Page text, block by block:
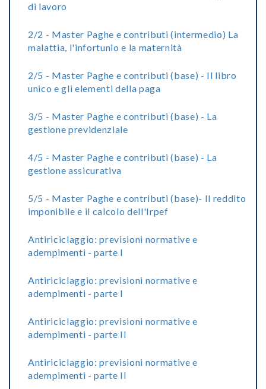
di lavoro
2/2 - Master Paghe e contributi (intermedio) La
malattia, l'infortunio e la maternità
2/5 - Master Paghe e contributi (base) - Il libro
unico e gli elementi della paga
3/5 - Master Paghe e contributi (base) - La
gestione previdenziale
4/5 - Master Paghe e contributi (base) - La
gestione assicurativa
5/5 - Master Paghe e contributi (base)- Il reddito
imponibile e il calcolo dell'Irpef
Antiriciclaggio: previsioni normative e
adempimenti - parte I
Antiriciclaggio: previsioni normative e
adempimenti - parte I
Antiriciclaggio: previsioni normative e
adempimenti - parte II
Antiriciclaggio: previsioni normative e
adempimenti - parte II